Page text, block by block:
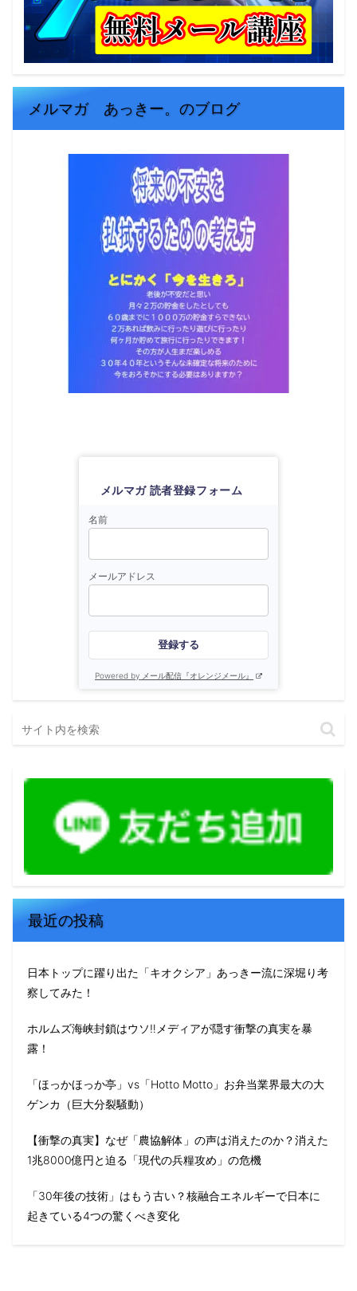
メルマガ あっきー。のブログ
メルマガ 読者登録フォーム
名前
メールアドレス
登録する
Powered by メール配信『オレンジメール』
最近の投稿
日本トップに躍り出た「キオクシア」あっきー流に深堀り考
察してみた！
ホルムズ海峡封鎖はウソ‼️メディアが隠す衝撃の真実を暴
露！
「ほっかほっか亭」vs「Hotto Motto」お弁当業界最大の大
ゲンカ（巨大分裂騒動）
【衝撃の真実】なぜ「農協解体」の声は消えたのか？消えた
1兆8000億円と迫る「現代の兵糧攻め」の危機
「30年後の技術」はもう古い？核融合エネルギーで日本に
起きている4つの驚くべき変化